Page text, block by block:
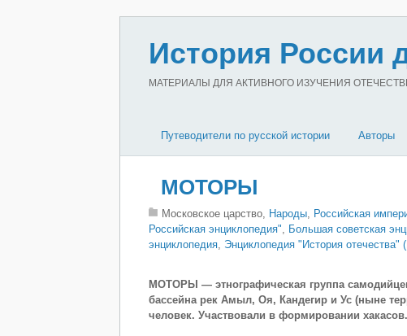
История России
МАТЕРИАЛЫ ДЛЯ АКТИВНОГО ИЗУЧЕНИЯ
Путеводители по русской истории Авторы
МОТОРЫ
Московское царство, Народы, Российская
Российская энциклопедия", Большая советская
энциклопедия, Энциклопедия "История отечества"
МОТОРЫ — этнографическая группа
бассейна рек Амыл, Оя, Кандегир и Ус (ныне
человек. Участвовали в формировании хакасов.